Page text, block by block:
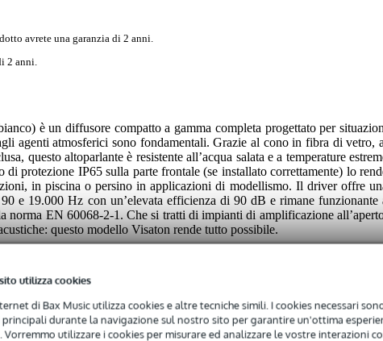
utilizza cookies
di Bax Music utilizza cookies e altre tecniche simili. I cookies necessari
durante la navigazione sul nostro sito per garantire un'ottima
Vorremmo utilizzare i cookies per misurare ed analizzare le vostre interazioni
avrete una garanzia di 2 anni.
2 anni.
è un diffusore compatto a gamma completa progettato per
agenti atmosferici sono fondamentali. Grazie al cono in fibra di vetro,
questo altoparlante è resistente all’acqua salata e a temperature
di protezione IP65 sulla parte frontale (se installato correttamente) lo
in piscina o persino in applicazioni di modellismo. Il driver offre
e 19.000 Hz con un’elevata efficienza di 90 dB e rimane funzionante
norma EN 60068-2-1. Che si tratti di impianti di amplificazione
questo modello Visaton rende tutto possibile.